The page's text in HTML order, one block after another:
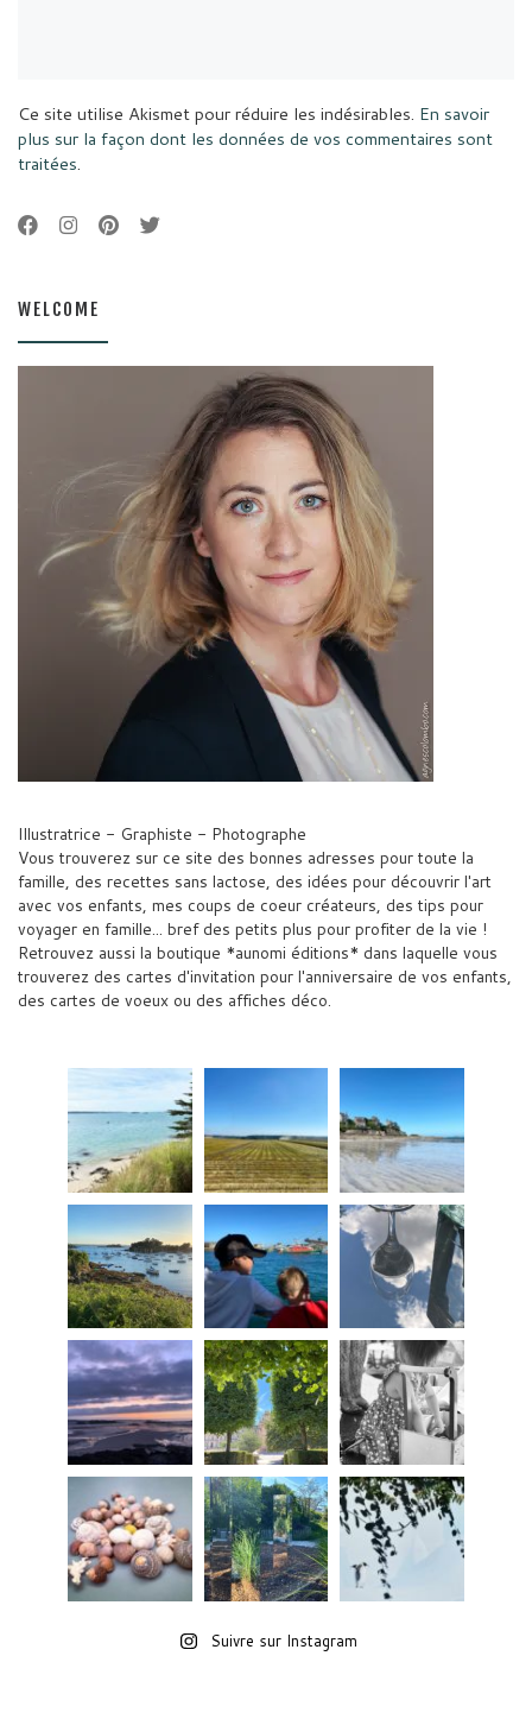
Ce site utilise Akismet pour réduire les indésirables. En savoir
plus sur la façon dont les données de vos commentaires sont
traitées.
WELCOME
Illustratrice - Graphiste - Photographe
Vous trouverez sur ce site des bonnes adresses pour toute la
famille, des recettes sans lactose, des idées pour découvrir l'art
avec vos enfants, mes coups de coeur créateurs, des tips pour
voyager en famille... bref des petits plus pour profiter de la vie !
Retrouvez aussi la boutique *aunomi éditions* dans laquelle vous
trouverez des cartes d'invitation pour l'anniversaire de vos enfants,
des cartes de voeux ou des affiches déco.
Suivre sur Instagram